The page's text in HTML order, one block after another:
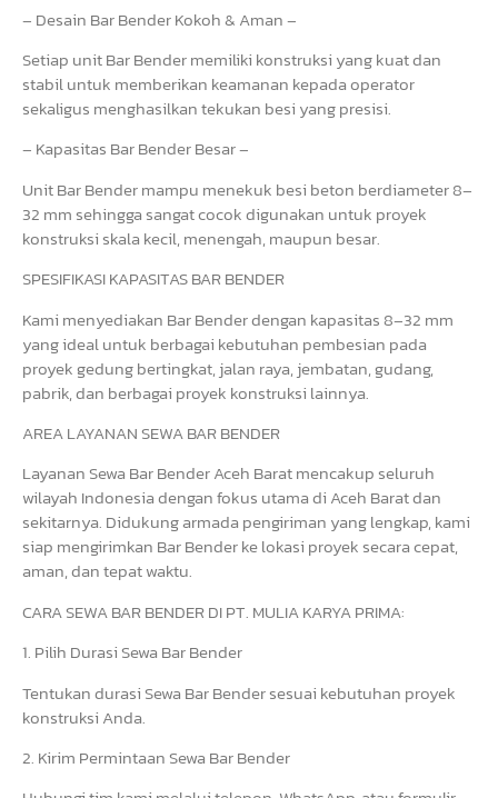
– Desain Bar Bender Kokoh & Aman –
Setiap unit Bar Bender memiliki konstruksi yang kuat dan
stabil untuk memberikan keamanan kepada operator
sekaligus menghasilkan tekukan besi yang presisi.
– Kapasitas Bar Bender Besar –
Unit Bar Bender mampu menekuk besi beton berdiameter 8–
32 mm sehingga sangat cocok digunakan untuk proyek
konstruksi skala kecil, menengah, maupun besar.
SPESIFIKASI KAPASITAS BAR BENDER
Kami menyediakan Bar Bender dengan kapasitas 8–32 mm
yang ideal untuk berbagai kebutuhan pembesian pada
proyek gedung bertingkat, jalan raya, jembatan, gudang,
pabrik, dan berbagai proyek konstruksi lainnya.
AREA LAYANAN SEWA BAR BENDER
Layanan Sewa Bar Bender Aceh Barat mencakup seluruh
wilayah Indonesia dengan fokus utama di Aceh Barat dan
sekitarnya. Didukung armada pengiriman yang lengkap, kami
siap mengirimkan Bar Bender ke lokasi proyek secara cepat,
aman, dan tepat waktu.
CARA SEWA BAR BENDER DI PT. MULIA KARYA PRIMA:
1. Pilih Durasi Sewa Bar Bender
Tentukan durasi Sewa Bar Bender sesuai kebutuhan proyek
konstruksi Anda.
2. Kirim Permintaan Sewa Bar Bender